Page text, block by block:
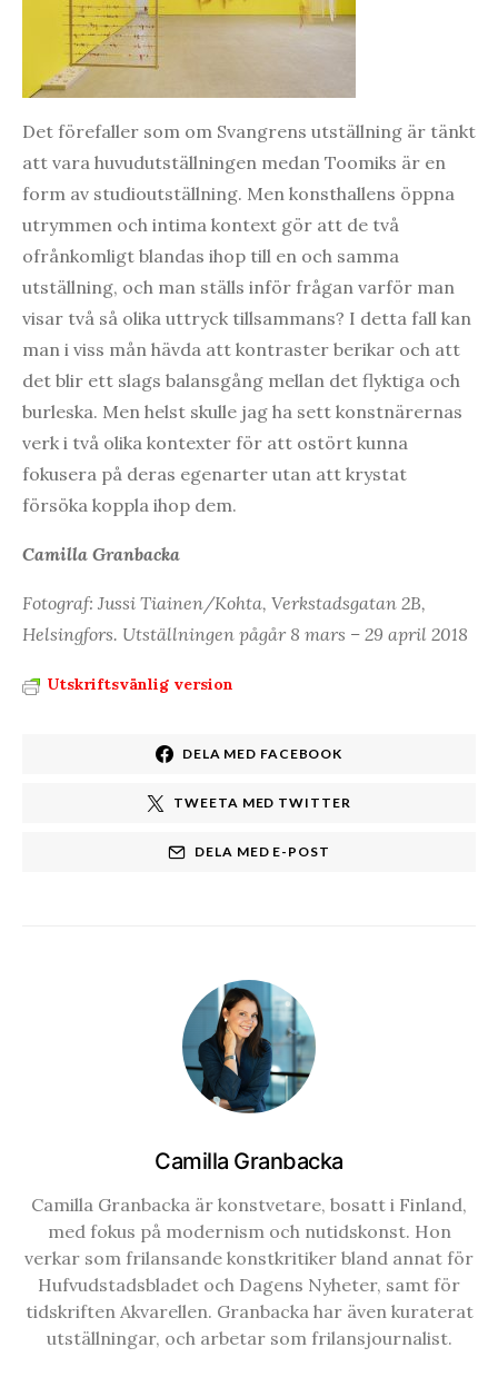
Det förefaller som om Svangrens utställning är tänkt
att vara huvudutställningen medan Toomiks är en
form av studioutställning. Men konsthallens öppna
utrymmen och intima kontext gör att de två
ofrånkomligt blandas ihop till en och samma
utställning, och man ställs inför frågan varför man
visar två så olika uttryck tillsammans? I detta fall kan
man i viss mån hävda att kontraster berikar och att
det blir ett slags balansgång mellan det flyktiga och
burleska. Men helst skulle jag ha sett konstnärernas
verk i två olika kontexter för att ostört kunna
fokusera på deras egenarter utan att krystat
försöka koppla ihop dem.
Camilla Granbacka
Fotograf: Jussi Tiainen/Kohta, Verkstadsgatan 2B,
Helsingfors. Utställningen pågår 8 mars – 29 april 2018
Utskriftsvänlig version
DELA MED FACEBOOK
TWEETA MED TWITTER
DELA MED E-POST
Camilla Granbacka
Camilla Granbacka är konstvetare, bosatt i Finland,
med fokus på modernism och nutidskonst. Hon
verkar som frilansande konstkritiker bland annat för
Hufvudstadsbladet och Dagens Nyheter, samt för
tidskriften Akvarellen. Granbacka har även kuraterat
utställningar, och arbetar som frilansjournalist.